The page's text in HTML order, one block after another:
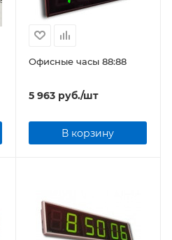
Офисные часы 88:88
5 963руб./шт
В корзину